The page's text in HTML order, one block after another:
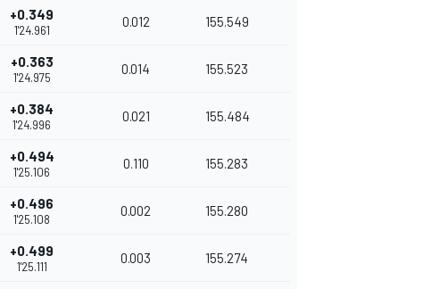
+0.349
1'24.961
0.012 155.549
+0.363
1'24.975
0.014 155.523
+0.384
1'24.996
0.021 155.484
+0.494
1'25.106
0.110 155.283
+0.496
1'25.108
0.002 155.280
+0.499
1'25.111
0.003 155.274